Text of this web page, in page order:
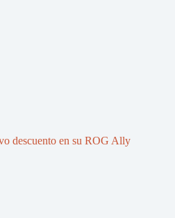
descuento en su ROG Ally